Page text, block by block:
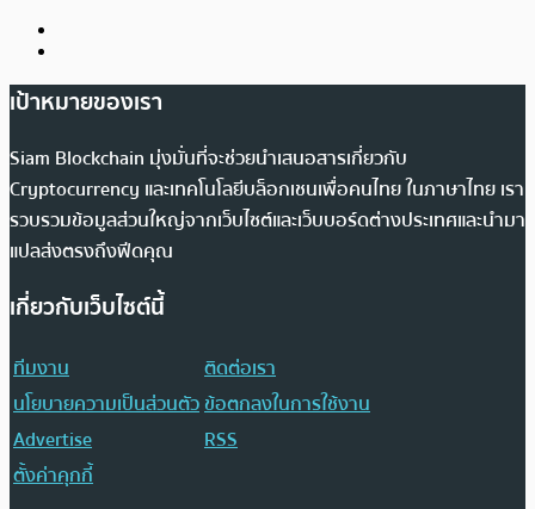
เป้าหมายของเรา
Siam Blockchain มุ่งมั่นที่จะช่วยนำเสนอสารเกี่ยวกับ
Cryptocurrency และเทคโนโลยีบล็อกเชนเพื่อคนไทย ในภาษาไทย เรา
รวบรวมข้อมูลส่วนใหญ่จากเว็บไซต์และเว็บบอร์ดต่างประเทศและนำมา
แปลส่งตรงถึงฟีดคุณ
เกี่ยวกับเว็บไซต์นี้
ทีมงาน
ติดต่อเรา
นโยบายความเป็นส่วนตัวข้อตกลงในการใช้งาน
Advertise
RSS
ตั้งค่าคุกกี้